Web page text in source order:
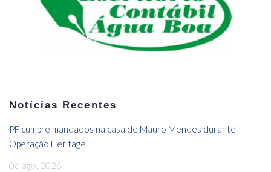
Notícias Recentes
PF cumpre mandados na casa de Mauro Mendes durante
Operação Heritage
06 ago, 2026